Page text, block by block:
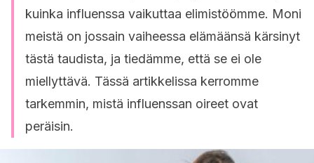
kuinka influenssa vaikuttaa elimistöömme. Moni
meistä on jossain vaiheessa elämäänsä kärsinyt
tästä taudista, ja tiedämme, että se ei ole
miellyttävä. Tässä artikkelissa kerromme
tarkemmin, mistä influenssan oireet ovat
peräisin.